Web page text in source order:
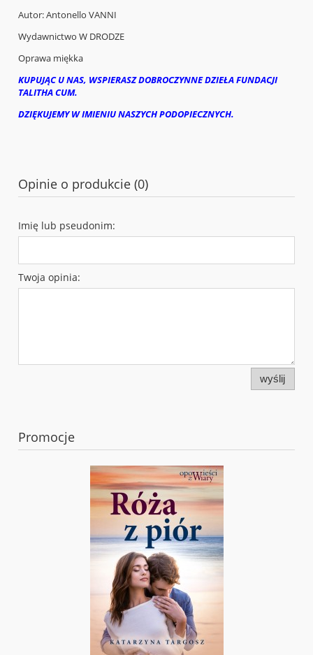
Autor: Antonello VANNI
Wydawnictwo W DRODZE
Oprawa miękka
KUPUJĄC U NAS, WSPIERASZ DOBROCZYNNE DZIEŁA FUNDACJI
TALITHA CUM.
DZIĘKUJEMY W IMIENIU NASZYCH PODOPIECZNYCH.
Opinie o produkcie (0)
Imię lub pseudonim:
Twoja opinia:
wyślij
Promocje